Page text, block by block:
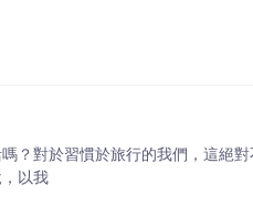
？對於習慣於旅行的我們，這絕
以我